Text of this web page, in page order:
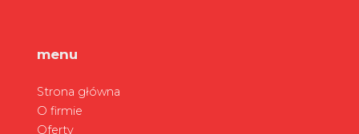
menu
Strona główna
O firmie
Oferty